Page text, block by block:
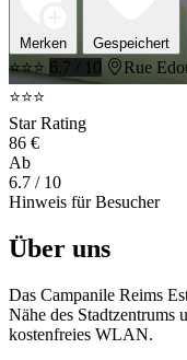
Merken Gespeichert
⭐⭐⭐ 6.7 / 10
Rue
⭐⭐⭐
Star Rating
86 €
Ab
6.7 / 10
Hinweis für Besucher
Über uns
Das Campanile Reims
Nähe des Stadtzentrums
kostenfreies WLAN.